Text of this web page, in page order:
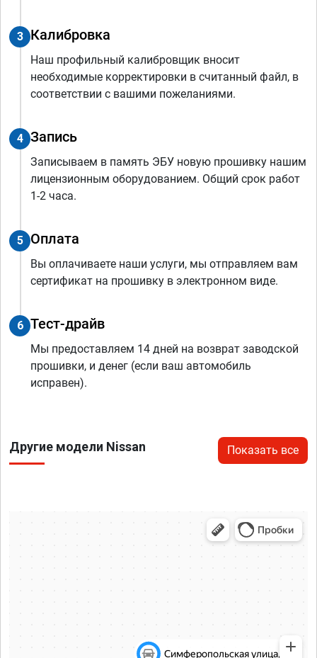
3 Калибровка
Наш профильный калибровщик вносит
необходимые корректировки в считанный файл, в
соответствии с вашими пожеланиями.
4 Запись
Записываем в память ЭБУ новую прошивку нашим
лицензионным оборудованием. Общий срок работ
1-2 часа.
5 Оплата
Вы оплачиваете наши услуги, мы отправляем вам
сертификат на прошивку в электронном виде.
6 Тест-драйв
Мы предоставляем 14 дней на возврат заводской
прошивки, и денег (если ваш автомобиль
исправен).
Другие модели Nissan Показать все